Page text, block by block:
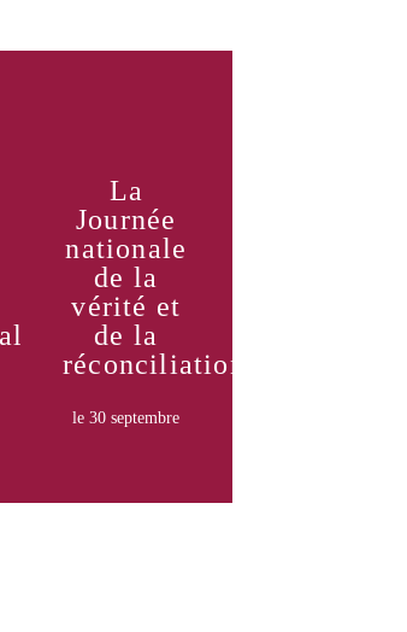
La
Journée
nationale
de la
vérité et
de la
réconciliation
le 30 septembre
Apprendre
encore
plus